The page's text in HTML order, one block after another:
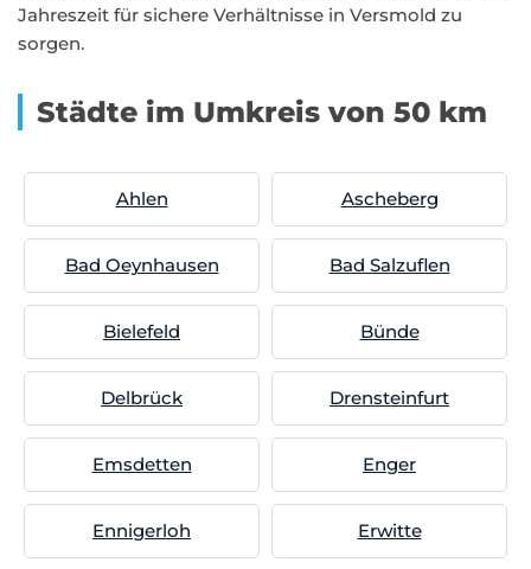
Jahreszeit für sichere Verhältnisse in Versmold zu
sorgen.
Städte im Umkreis von 50 km
Ahlen Ascheberg
Bad Oeynhausen Bad Salzuflen
Bielefeld Bünde
Delbrück Drensteinfurt
Emsdetten Enger
Ennigerloh Erwitte